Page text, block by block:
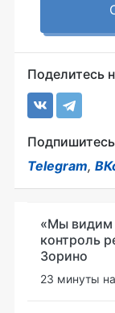
Поделитесь
Telegram,
«Мы видим
контроль
Зорино
23 минуты